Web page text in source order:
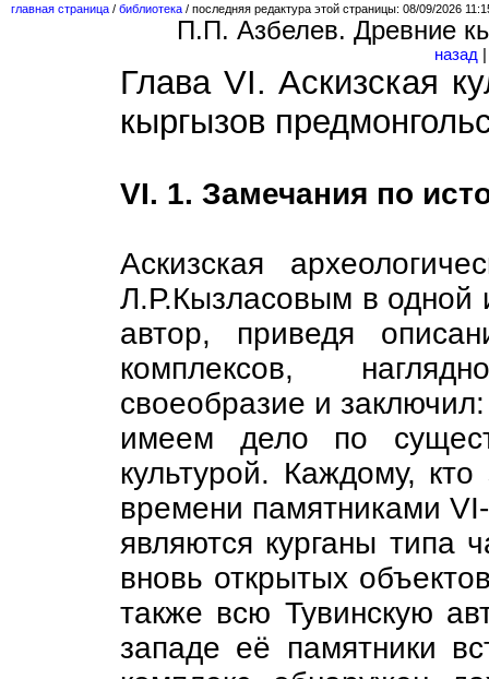
главная страница / библиотека / последняя редактура этой страницы: 08/09/2026
П.П. Азбелев. Древние
назад
Глава VI. Аскизская
кыргызов
VI. 1. Замечания по
Аскизская
Л.Р.Кызласовым в одной
автор, приведя
комплексов,
своеобразие и
имеем дело по
культурой. Каждому,
времени памятниками
являются курганы типа
вновь открытых
также всю Тувинскую
западе её памятники